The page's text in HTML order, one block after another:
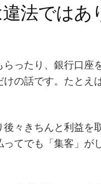
法ではあ
ったり、銀行口座
の話です。たとえ
々きちんと利益を
てでも「集客」が